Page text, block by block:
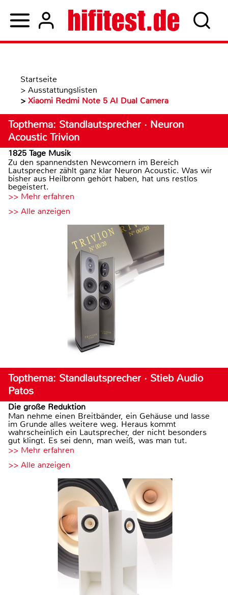
Startseite
> Ausstattungslisten
> Xiaomi Redmi Note 5 AI Dual Camera
Topthema: Standlautsprecher · Neuron
Acoustic Trivion
1825 Tage Musik
Zu den spannendsten Newcomern im Bereich
Lautsprecher zählt ganz klar Neuron Acoustic. Was wir
bisher aus Heilbronn gehört haben, hat uns restlos
begeistert.
>> Mehr erfahren
>> Alle anzeigen
Topthema: Standlautsprecher · Stieb Audio
Patos
Die große Reduktion
Man nehme einen Breitbänder, ein Gehäuse und lasse
im Grunde alles weitere weg. Heraus kommt
wahrscheinlich ein Lautsprecher, der nicht besonders
gut klingt. Es sei denn, man weiß, was man tut.
>> Mehr erfahren
>> Alle anzeigen